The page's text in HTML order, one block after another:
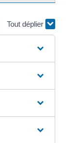
Tout déplier